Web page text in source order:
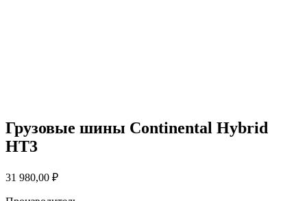
Грузовые шины Continental Hybrid
HT3
31 980,00 ₽